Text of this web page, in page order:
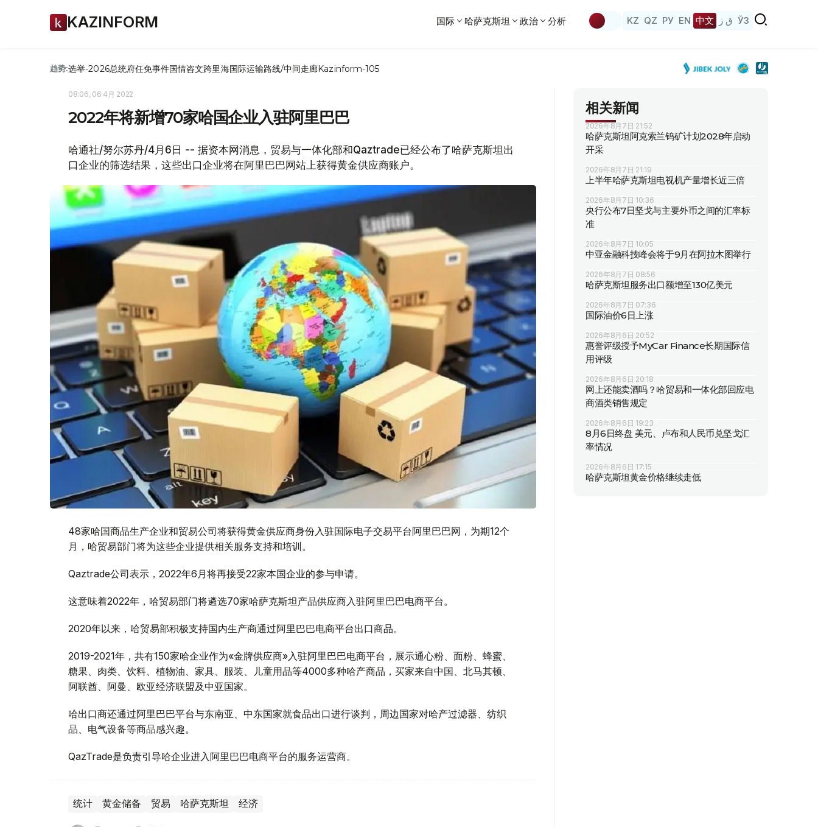
KAZINFORM 国际 哈萨克斯坦 政治 分析 KZ QZ РУ EN 中文 ق ز ЎЗ
趋势:选举-2026总统府任免事件国情咨文跨里海国际运输路线/中间走廊Kazinform-105
08:06, 06 4月 2022
2022年将新增70家哈国企业入驻阿里巴巴
哈通社/努尔苏丹/4月6日 -- 据资本网消息，贸易与一体化部和Qaztrade已经公布了哈萨克斯坦出
口企业的筛选结果，这些出口企业将在阿里巴巴网站上获得黄金供应商账户。
48家哈国商品生产企业和贸易公司将获得黄金供应商身份入驻国际电子交易平台阿里巴巴网，为期12个
月，哈贸易部门将为这些企业提供相关服务支持和培训。
Qaztrade公司表示，2022年6月将再接受22家本国企业的参与申请。
这意味着2022年，哈贸易部门将遴选70家哈萨克斯坦产品供应商入驻阿里巴巴电商平台。
2020年以来，哈贸易部积极支持国内生产商通过阿里巴巴电商平台出口商品。
2019-2021年，共有150家哈企业作为«金牌供应商»入驻阿里巴巴电商平台，展示通心粉、面粉、蜂蜜、
糖果、肉类、饮料、植物油、家具、服装、儿童用品等4000多种哈产商品，买家来自中国、北马其顿、
阿联酋、阿曼、欧亚经济联盟及中亚国家。
哈出口商还通过阿里巴巴平台与东南亚、中东国家就食品出口进行谈判，周边国家对哈产过滤器、纺织
品、电气设备等商品感兴趣。
QazTrade是负责引导哈企业进入阿里巴巴电商平台的服务运营商。
统计 黄金储备 贸易 哈萨克斯坦 经济
相关新闻
2026年8月7日 21:52
哈萨克斯坦阿克索兰钨矿计划2028年启动
开采
2026年8月7日 21:19
上半年哈萨克斯坦电视机产量增长近三倍
2026年8月7日 10:36
央行公布7日坚戈与主要外币之间的汇率标
准
2026年8月7日 10:05
中亚金融科技峰会将于9月在阿拉木图举行
2026年8月7日 08:56
哈萨克斯坦服务出口额增至130亿美元
2026年8月7日 07:36
国际油价6日上涨
2026年8月6日 20:52
惠誉评级授予MyCar Finance长期国际信
用评级
2026年8月6日 20:18
网上还能卖酒吗？哈贸易和一体化部回应电
商酒类销售规定
2026年8月6日 19:23
8月6日终盘 美元、卢布和人民币兑坚戈汇
率情况
2026年8月6日 17:15
哈萨克斯坦黄金价格继续走低